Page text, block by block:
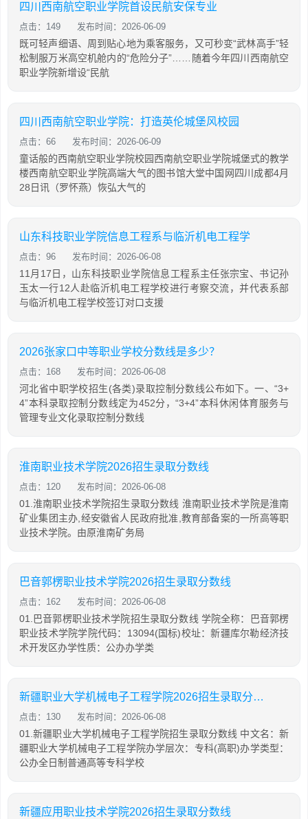
四川西南航空职业学院首设民航安保专业
点击：149 发布时间：2026-06-09
既可轻声细语、周到贴心地为乘客服务，又可秒变“武林高手”轻
松制服万米高空机舱内的“危险分子”……随着今年四川西南航空
职业学院新增设“民航
四川西南航空职业学院：打造英伦城堡风校园
点击：66 发布时间：2026-06-09
童话般的西南航空职业学院校园西南航空职业学院城堡式的教学
楼西南航空职业学院高端大气的图书馆大堂中国网四川成都4月
28日讯（罗怀燕）恢弘大气的
山东科技职业学院信息工程系与临沂机电工程学
点击：96 发布时间：2026-06-08
11月17日，山东科技职业学院信息工程系主任张宗宝、书记孙
玉太一行12人赴临沂机电工程学校进行考察交流，并代表系部
与临沂机电工程学校签订对口支援
2026张家口中等职业学校分数线是多少？
点击：168 发布时间：2026-06-08
河北省中职学校招生(各类)录取控制分数线公布如下。一、“3+
4”本科录取控制分数线定为452分，“3+4”本科休闲体育服务与
管理专业文化录取控制分数线
淮南职业技术学院2026招生录取分数线
点击：120 发布时间：2026-06-08
01.淮南职业技术学院招生录取分数线 淮南职业技术学院是淮南
矿业集团主办,经安徽省人民政府批准,教育部备案的一所高等职
业技术学院。由原淮南矿务局
巴音郭楞职业技术学院2026招生录取分数线
点击：162 发布时间：2026-06-08
01.巴音郭楞职业技术学院招生录取分数线 学院全称：巴音郭楞
职业技术学院学院代码：13094(国标)校址：新疆库尔勒经济技
术开发区办学性质：公办办学类
新疆职业大学机械电子工程学院2026招生录取分数线
点击：130 发布时间：2026-06-08
01.新疆职业大学机械电子工程学院招生录取分数线 中文名：新
疆职业大学机械电子工程学院办学层次：专科(高职)办学类型：
公办全日制普通高等专科学校
新疆应用职业技术学院2026招生录取分数线